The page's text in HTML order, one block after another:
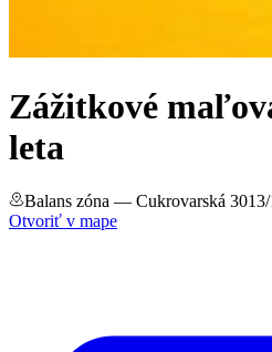
Zážitkové
leta
Balans zóna — Cukrovarská 3013/
Otvoriť v mape